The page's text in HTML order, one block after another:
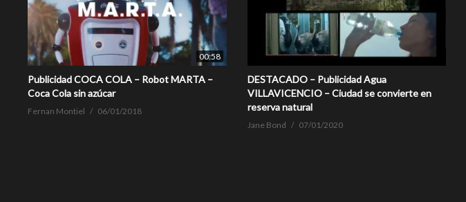
00:58
Publicidad COCA COLA – Robot MARTA –
Coca Cola sin azúcar
Fernan Montiel 06/01/2018
DESTACADO – Publicidad Agua
VILLAVICENCIO – Ciudad se convierte en
reserva natural
Jane Bond 07/01/2020